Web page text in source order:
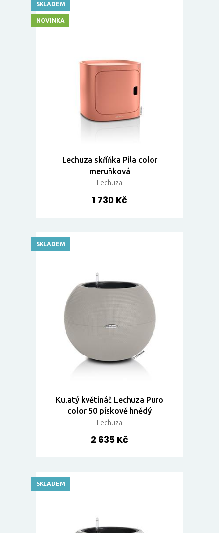
Lechuza skříňka Pila color
meruňková
Lechuza
1 730 Kč
SKLADEM
NOVINKA
Kulatý květináč Lechuza Puro
color 50 pískově hnědý
Lechuza
2 635 Kč
SKLADEM
SKLADEM